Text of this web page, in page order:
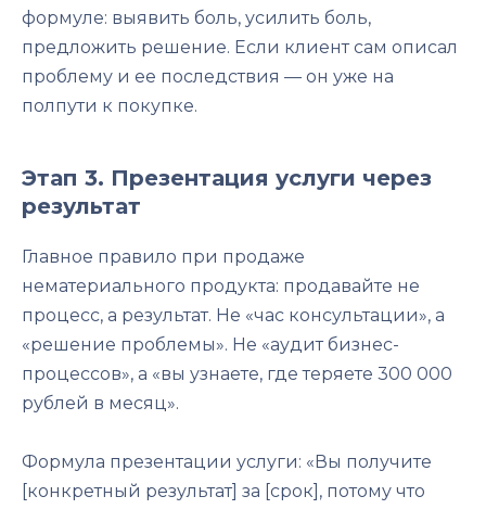
формуле: выявить боль, усилить боль,
предложить решение. Если клиент сам описал
проблему и ее последствия — он уже на
полпути к покупке.
Этап 3. Презентация услуги через
результат
Главное правило при продаже
нематериального продукта: продавайте не
процесс, а результат. Не «час консультации», а
«решение проблемы». Не «аудит бизнес-
процессов», а «вы узнаете, где теряете 300 000
рублей в месяц».
Формула презентации услуги: «Вы получите
[конкретный результат] за [срок], потому что